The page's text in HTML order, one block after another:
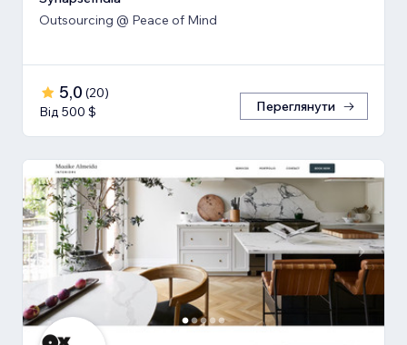
Outsourcing @ Peace of Mind
5,0 (20)
Від 500 $
Переглянути